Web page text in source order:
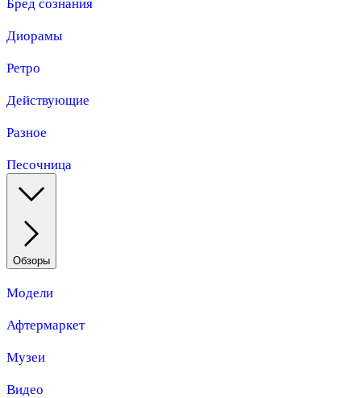
Бред сознания
Диорамы
Ретро
Действующие
Разное
Песочница
Обзоры
Модели
Афтермаркет
Музеи
Видео